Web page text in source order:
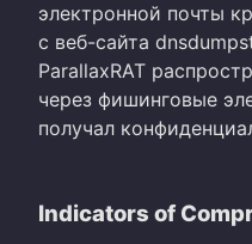
электронной почты
с веб-сайта
ParallaxRAT
через фишинговые
получал
Indicators of